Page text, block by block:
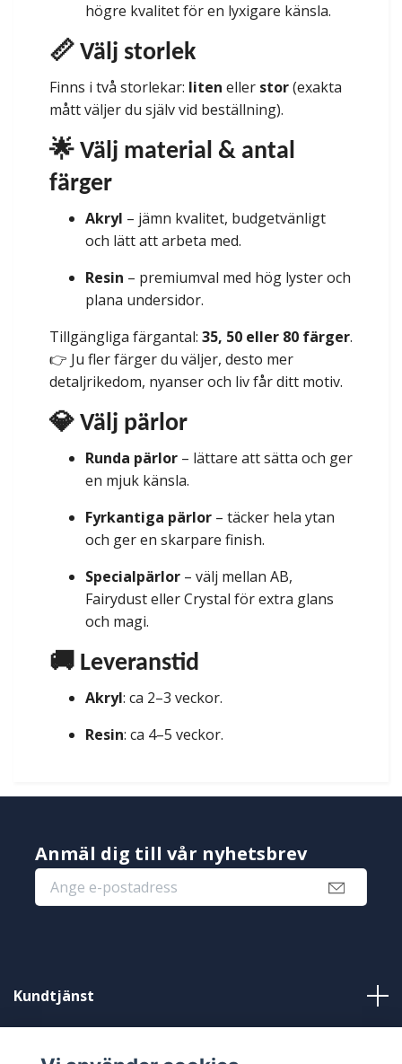
högre kvalitet för en lyxigare känsla.
📏 Välj storlek
Finns i två storlekar: liten eller stor(exakta
mått väljer du själv vid beställning).
🌟 Välj material & antal
färger
Akryl – jämn kvalitet, budgetvänligt
och lätt att arbeta med.
Resin – premiumval med hög lyster och
plana undersidor.
Tillgängliga färgantal: 35, 50 eller 80 färger.
👉 Ju fler färger du väljer, desto mer
detaljrikedom, nyanser och liv får ditt motiv.
💎 Välj pärlor
Runda pärlor – lättare att sätta och ger
en mjuk känsla.
Fyrkantiga pärlor – täcker hela ytan
och ger en skarpare finish.
Specialpärlor – välj mellan AB,
Fairydust eller Crystal för extra glans
och magi.
🚚 Leveranstid
Akryl: ca 2–3 veckor.
Resin: ca 4–5 veckor.
Anmäl dig till vår nyhetsbrev
Kundtjänst